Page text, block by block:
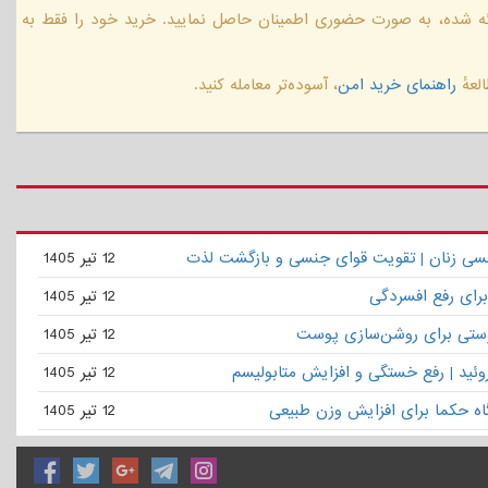
شده، به صورت حضوری اطمینان حاصل نمایید. خرید خود را فقط به
راهنمای خرید امن، آسوده‌تر معامله کنید.
زنان | تقویت قوای جنسی و بازگشت لذت
12 تیر 1405
رفع افسردگی
12 تیر 1405
برای روشن‌سازی پوست
12 تیر 1405
| رفع خستگی و افزایش متابولیسم
12 تیر 1405
حکما برای افزایش وزن طبیعی 12 تیر 1405